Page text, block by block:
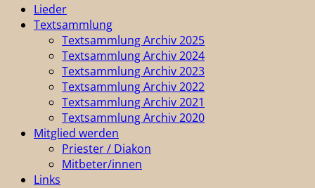
Lieder
Textsammlung
Textsammlung Archiv 2025
Textsammlung Archiv 2024
Textsammlung Archiv 2023
Textsammlung Archiv 2022
Textsammlung Archiv 2021
Textsammlung Archiv 2020
Mitglied werden
Priester / Diakon
Mitbeter/innen
Links